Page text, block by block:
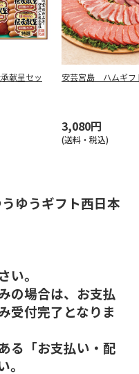
献呈セッ
安芸宮島 ハムギフ
3,080円
(送料・税込)
ゆうギフト西日本
い。
の場合は、お支払
受付完了となりま
る「お支払い・配